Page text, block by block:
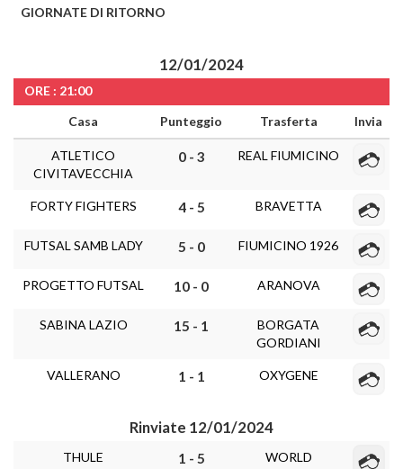
GIORNATE DI RITORNO
12/01/2024
ORE : 21:00
Casa
Punteggio Trasferta Invia
ATLETICO
CIVITAVECCHIA
0 - 3 REAL FIUMICINO
FORTY FIGHTERS 4 - 5 BRAVETTA
FUTSAL SAMB LADY 5 - 0 FIUMICINO 1926
PROGETTO FUTSAL 10 - 0 ARANOVA
SABINA LAZIO 15 - 1
BORGATA
GORDIANI
VALLERANO 1 - 1 OXYGENE
Rinviate 12/01/2024
THULE 1 - 5
WORLD